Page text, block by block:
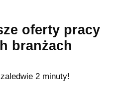
oferty pracy
branżach
2 minuty!